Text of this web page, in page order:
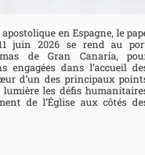
en Espagne, le
juin 2026 se rend au
de Gran Canaria,
engagées dans l’accueil
d’un des principaux
lumière les défis
de l’Église aux côtés